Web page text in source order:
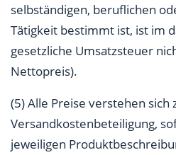
selbständigen, beruflichen
Tätigkeit bestimmt ist, ist im
gesetzliche Umsatzsteuer
Nettopreis).
(5) Alle Preise verstehen sich
Versandkostenbeteiligung,
jeweiligen